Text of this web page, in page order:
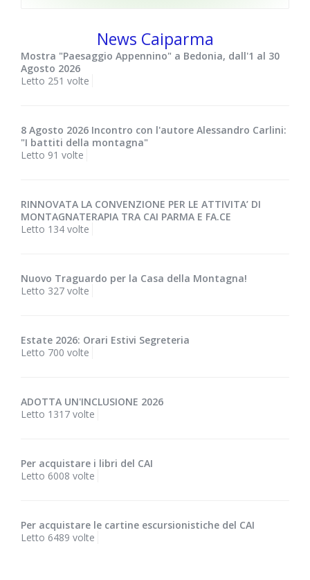
News Caiparma
Mostra "Paesaggio Appennino" a Bedonia, dall'1 al 30
Agosto 2026
Letto 251 volte
8 Agosto 2026 Incontro con l'autore Alessandro Carlini:
"I battiti della montagna"
Letto 91 volte
RINNOVATA LA CONVENZIONE PER LE ATTIVITA’ DI
MONTAGNATERAPIA TRA CAI PARMA E FA.CE
Letto 134 volte
Nuovo Traguardo per la Casa della Montagna!
Letto 327 volte
Estate 2026: Orari Estivi Segreteria
Letto 700 volte
ADOTTA UN'INCLUSIONE 2026
Letto 1317 volte
Per acquistare i libri del CAI
Letto 6008 volte
Per acquistare le cartine escursionistiche del CAI
Letto 6489 volte